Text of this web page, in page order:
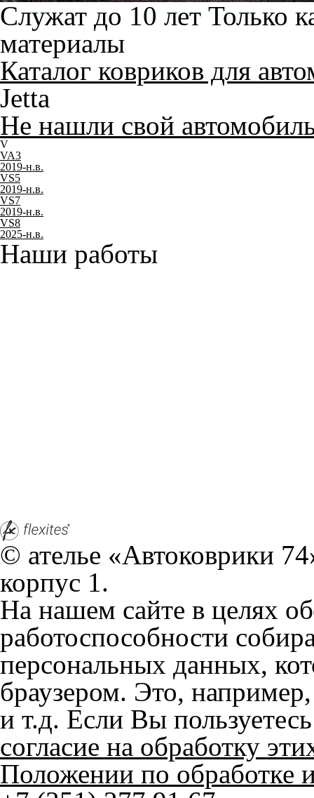
Служат до 10 лет Только
материалы
Каталог ковриков для
Jetta
Не нашли свой
V
VA3
2019-н.в.
VS5
2019-н.в.
VS7
2019-н.в.
VS8
2025-н.в.
Наши работы